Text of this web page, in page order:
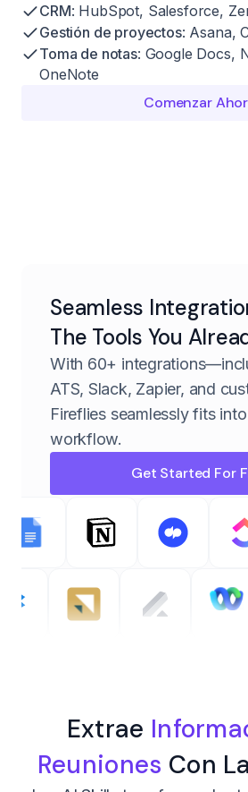
CRM: HubSpot, Salesforce,
Gestión de proyectos: Asana,
Toma de notas: Google Docs,
OneNote
Comenzar
Seamless
The Tools You
With 60+
ATS, Slack, Zapier, and
Fireflies seamlessly fits
workflow.
Get Started For
Extrae
Reuniones Con